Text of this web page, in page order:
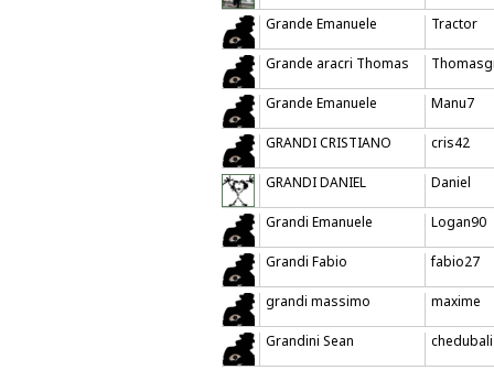
Grande Emanuele Tractor
Grande aracri Thomas
Grande Emanuele Manu7
GRANDI CRISTIANO cris42
GRANDI DANIEL Daniel
Grandi Emanuele Logan90
Grandi Fabio fabio27
grandi massimo maxime
Grandini Sean chedubali